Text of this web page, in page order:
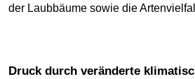
der Laubbäume sowie die
Druck durch veränderte